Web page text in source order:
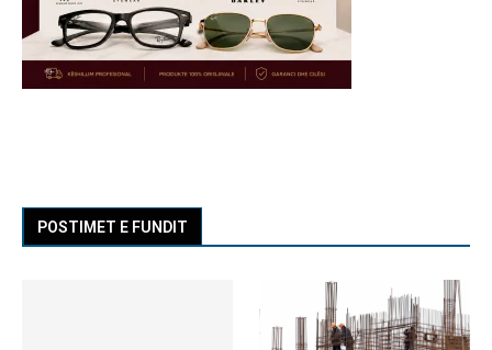
POSTIMET E FUNDIT